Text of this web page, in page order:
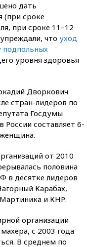
дать
(при сроке
при сроке 11–12
что уход
подпольных
уровня здоровья
Дворкович
стран-лидеров по
Госдумы
России составляет 6-
от 2010
половина
в десятке лидеров
Карабах,
и КНР.
организации
с 2003 года
В среднем по